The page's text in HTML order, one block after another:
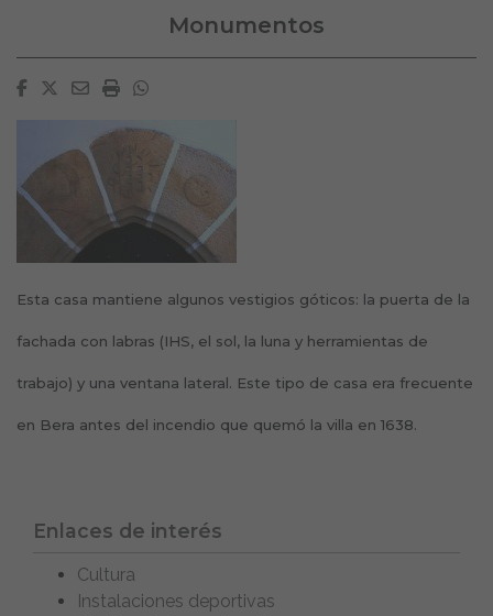
Monumentos
Facebook
Twitter
EmailImprimirWhatsapp
Esta casa mantiene algunos vestigios góticos: la puerta de la
fachada con labras (IHS, el sol, la luna y herramientas de
trabajo) y una ventana lateral. Este tipo de casa era frecuente
en Bera antes del incendio que quemó la villa en 1638.
Enlaces de interés
Cultura
Instalaciones deportivas